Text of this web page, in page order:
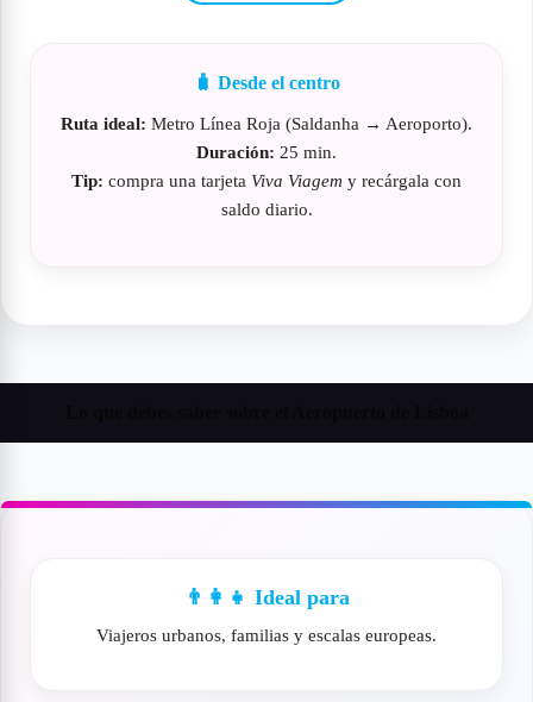
🧳 Desde el centro
Ruta ideal: Metro Línea Roja (Saldanha → Aeroporto).
Duración: 25 min.
Tip: compra una tarjeta Viva Viagem y recárgala con
saldo diario.
👨‍👩‍👧 Ideal para
Viajeros urbanos, familias y escalas europeas.